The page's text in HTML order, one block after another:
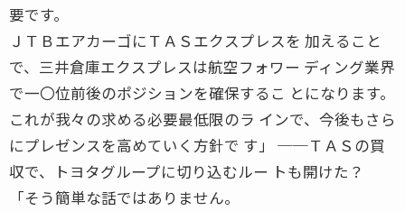
要です。
ＪＴＢエアカーゴにＴＡＳエクスプレスを 加えること
で、三井倉庫エクスプレスは航空フォワー ディング業界
で一〇位前後のポジションを確保するこ とになります。
これが我々の求める必要最低限のラ インで、今後もさら
にプレゼンスを高めていく方針で す」 ──ＴＡＳの買
収で、トヨタグループに切り込むルー トも開けた？
「そう簡単な話ではありません。